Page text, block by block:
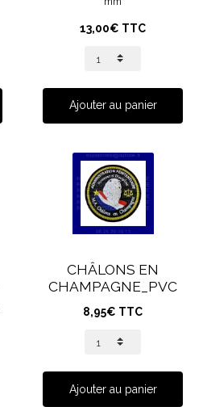
13,00€ TTC
Ajouter au panier
CHÂLONS EN
CHAMPAGNE_PVC
8,95€ TTC
Ajouter au panier